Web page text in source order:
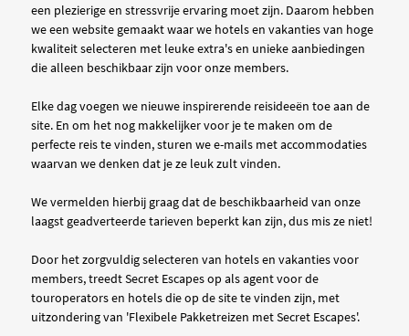
een plezierige en stressvrije ervaring moet zijn. Daarom hebben
we een website gemaakt waar we hotels en vakanties van hoge
kwaliteit selecteren met leuke extra's en unieke aanbiedingen
die alleen beschikbaar zijn voor onze members.
Elke dag voegen we nieuwe inspirerende reisideeën toe aan de
site. En om het nog makkelijker voor je te maken om de
perfecte reis te vinden, sturen we e-mails met accommodaties
waarvan we denken dat je ze leuk zult vinden.
We vermelden hierbij graag dat de beschikbaarheid van onze
laagst geadverteerde tarieven beperkt kan zijn, dus mis ze niet!
Door het zorgvuldig selecteren van hotels en vakanties voor
members, treedt Secret Escapes op als agent voor de
touroperators en hotels die op de site te vinden zijn, met
uitzondering van 'Flexibele Pakketreizen met Secret Escapes'.